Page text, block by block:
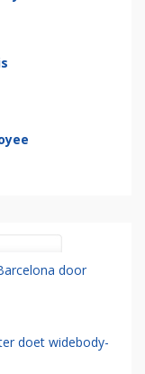
door
doet widebody-